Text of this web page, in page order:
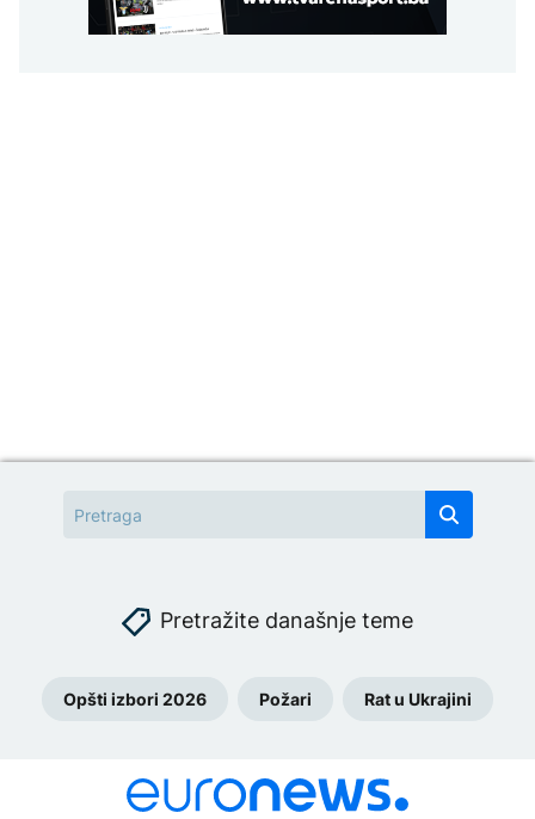
Pretražite današnje teme
Opšti izbori 2026 Požari Rat u Ukrajini